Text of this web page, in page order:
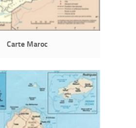
Carte Maroc